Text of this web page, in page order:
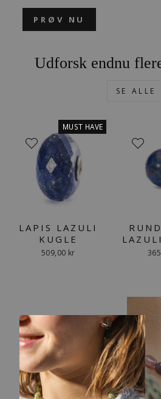
PRØV NU
Udforsk endnu
SE ALLE
MUST HAVE
LAPIS LAZULI
KUGLE
509,00 kr